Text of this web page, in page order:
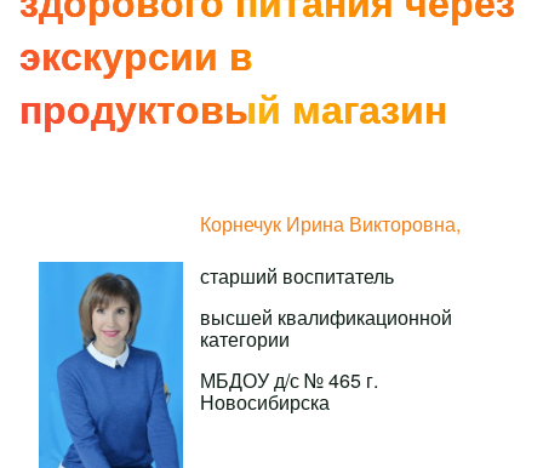
экскурсии в
продуктовый магазин
Корнечук Ирина Викторовна,
старший воспитатель
высшей квалификационной
категории
МБДОУ д/с № 465 г.
Новосибирска